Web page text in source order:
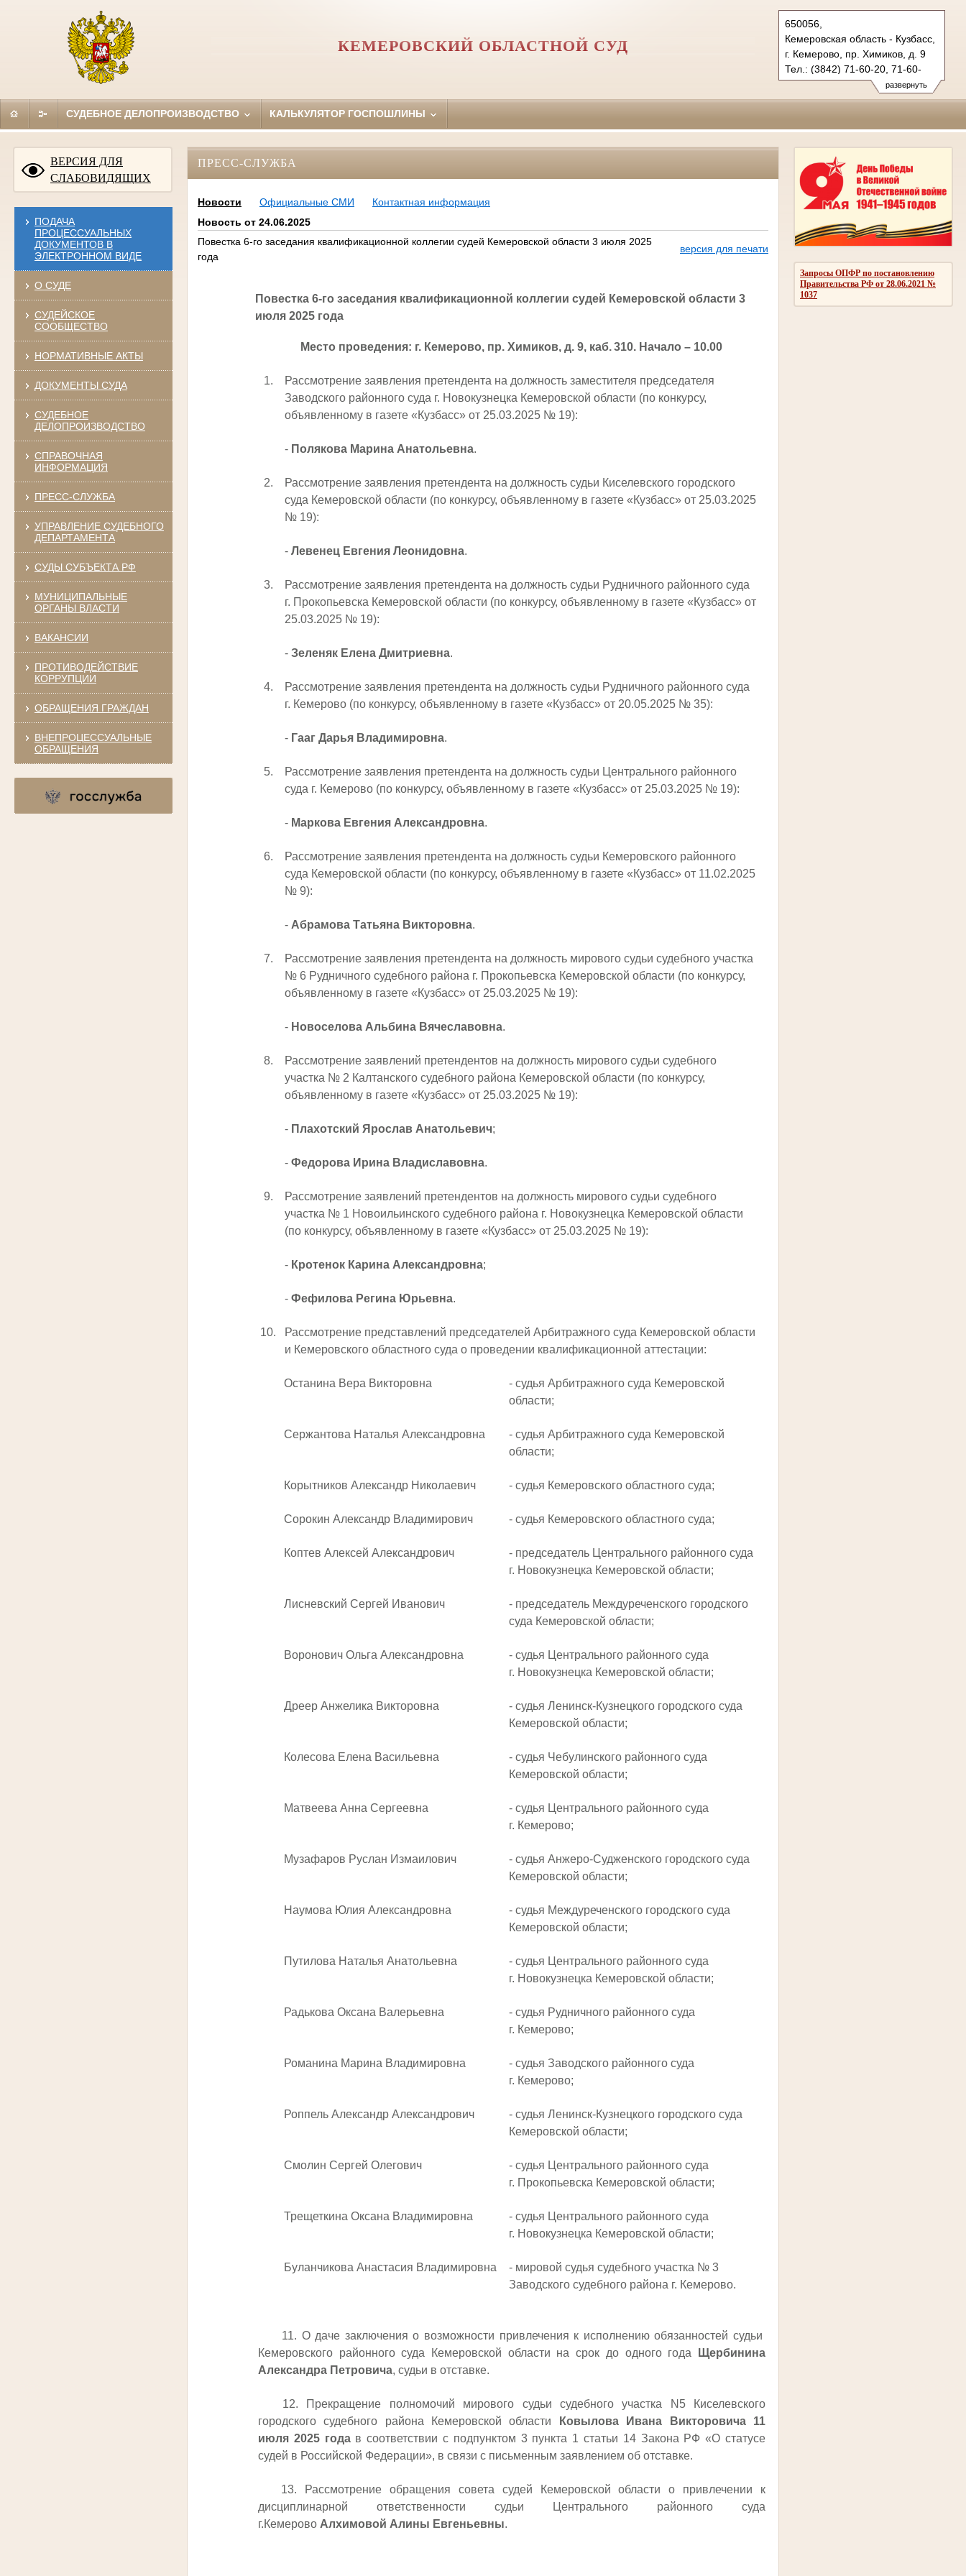
развернуть
650056,
Кемеровская область - Кузбасс,
г. Кемерово, пр. Химиков, д. 9
Тел.: (3842) 71-60-20, 71-60-
22 (т/ф.)
oblsud.kmr@sudrf.ru
КЕМЕРОВСКИЙ ОБЛАСТНОЙ СУД
СУДЕБНОЕ ДЕЛОПРОИЗВОДСТВО КАЛЬКУЛЯТОР ГОСПОШЛИНЫ
ВЕРСИЯ ДЛЯ
СЛАБОВИДЯЩИХ
ПОДАЧА
ПРОЦЕССУАЛЬНЫХ
ДОКУМЕНТОВ В
ЭЛЕКТРОННОМ ВИДЕ
О СУДЕ
СУДЕЙСКОЕ
СООБЩЕСТВО
НОРМАТИВНЫЕ АКТЫ
ДОКУМЕНТЫ СУДА
СУДЕБНОЕ
ДЕЛОПРОИЗВОДСТВО
СПРАВОЧНАЯ
ИНФОРМАЦИЯ
ПРЕСС-СЛУЖБА
УПРАВЛЕНИЕ СУДЕБНОГО
ДЕПАРТАМЕНТА
СУДЫ СУБЪЕКТА РФ
МУНИЦИПАЛЬНЫЕ
ОРГАНЫ ВЛАСТИ
ВАКАНСИИ
ПРОТИВОДЕЙСТВИЕ
КОРРУПЦИИ
ОБРАЩЕНИЯ ГРАЖДАН
ВНЕПРОЦЕССУАЛЬНЫЕ
ОБРАЩЕНИЯ
Запросы ОПФР по постановлению
Правительства РФ от 28.06.2021 №
1037
ПРЕСС-СЛУЖБА
Новости Официальные СМИ
Контактная информация
Новость от 24.06.2025
Повестка 6-го заседания квалификационной коллегии судей Кемеровской области 3 июля 2025
года
версия для печати
Повестка 6-го заседания квалификационной коллегии судей Кемеровской области 3
июля 2025 года
Место проведения: г. Кемерово, пр. Химиков, д. 9, каб. 310. Начало – 10.00
1.
Рассмотрение заявления претендента на должность заместителя председателя
Заводского районного суда г. Новокузнецка Кемеровской области (по конкурсу,
объявленному в газете «Кузбасс» от 25.03.2025 № 19):
- Полякова Марина Анатольевна.
2.
Рассмотрение заявления претендента на должность судьи Киселевского городского
суда Кемеровской области (по конкурсу, объявленному в газете «Кузбасс» от 25.03.2025
№ 19):
- Левенец Евгения Леонидовна.
3.
Рассмотрение заявления претендента на должность судьи Рудничного районного суда
г. Прокопьевска Кемеровской области (по конкурсу, объявленному в газете «Кузбасс» от
25.03.2025 № 19):
- Зеленяк Елена Дмитриевна.
4.
Рассмотрение заявления претендента на должность судьи Рудничного районного суда
г. Кемерово (по конкурсу, объявленному в газете «Кузбасс» от 20.05.2025 № 35):
- Гааг Дарья Владимировна.
5.
Рассмотрение заявления претендента на должность судьи Центрального районного
суда г. Кемерово (по конкурсу, объявленному в газете «Кузбасс» от 25.03.2025 № 19):
- Маркова Евгения Александровна.
6.
Рассмотрение заявления претендента на должность судьи Кемеровского районного
суда Кемеровской области (по конкурсу, объявленному в газете «Кузбасс» от 11.02.2025
№ 9):
- Абрамова Татьяна Викторовна.
7.
Рассмотрение заявления претендента на должность мирового судьи судебного участка
№ 6 Рудничного судебного района г. Прокопьевска Кемеровской области (по конкурсу,
объявленному в газете «Кузбасс» от 25.03.2025 № 19):
- Новоселова Альбина Вячеславовна.
8.
Рассмотрение заявлений претендентов на должность мирового судьи судебного
участка № 2 Калтанского судебного района Кемеровской области (по конкурсу,
объявленному в газете «Кузбасс» от 25.03.2025 № 19):
- Плахотский Ярослав Анатольевич;
- Федорова Ирина Владиславовна.
9.
Рассмотрение заявлений претендентов на должность мирового судьи судебного
участка № 1 Новоильинского судебного района г. Новокузнецка Кемеровской области
(по конкурсу, объявленному в газете «Кузбасс» от 25.03.2025 № 19):
- Кротенок Карина Александровна;
- Фефилова Регина Юрьевна.
10.
Рассмотрение представлений председателей Арбитражного суда Кемеровской области
и Кемеровского областного суда о проведении квалификационной аттестации:
Останина Вера Викторовна
- судья Арбитражного суда Кемеровской
области;
Сержантова Наталья Александровна
- судья Арбитражного суда Кемеровской
области;
Корытников Александр Николаевич - судья Кемеровского областного суда;
Сорокин Александр Владимирович - судья Кемеровского областного суда;
Коптев Алексей Александрович
- председатель Центрального районного суда
г. Новокузнецка Кемеровской области;
Лисневский Сергей Иванович
- председатель Междуреченского городского
суда Кемеровской области;
Воронович Ольга Александровна
- судья Центрального районного суда
г. Новокузнецка Кемеровской области;
Дреер Анжелика Викторовна
- судья Ленинск-Кузнецкого городского суда
Кемеровской области;
Колесова Елена Васильевна
- судья Чебулинского районного суда
Кемеровской области;
Матвеева Анна Сергеевна
- судья Центрального районного суда
г. Кемерово;
Музафаров Руслан Измаилович
- судья Анжеро-Судженского городского суда
Кемеровской области;
Наумова Юлия Александровна
- судья Междуреченского городского суда
Кемеровской области;
Путилова Наталья Анатольевна
- судья Центрального районного суда
г. Новокузнецка Кемеровской области;
Радькова Оксана Валерьевна
- судья Рудничного районного суда
г. Кемерово;
Романина Марина Владимировна
- судья Заводского районного суда
г. Кемерово;
Роппель Александр Александрович
- судья Ленинск-Кузнецкого городского суда
Кемеровской области;
Смолин Сергей Олегович
- судья Центрального районного суда
г. Прокопьевска Кемеровской области;
Трещеткина Оксана Владимировна
- судья Центрального районного суда
г. Новокузнецка Кемеровской области;
Буланчикова Анастасия Владимировна
- мировой судья судебного участка № 3
Заводского судебного района г. Кемерово.
11. О даче заключения о возможности привлечения к исполнению обязанностей судьи
Кемеровского районного суда Кемеровской области на срок до одного года Щербинина
Александра Петровича, судьи в отставке.
12. Прекращение полномочий мирового судьи судебного участка N5 Киселевского
городского судебного района Кемеровской области
Ковылова Ивана Викторовича
11
июля 2025 годав соответствии с подпунктом 3 пункта 1 статьи 14 Закона РФ «О статусе
судей в Российской Федерации», в связи с письменным заявлением об отставке.
13. Рассмотрение обращения совета судей Кемеровской области о привлечении к
дисциплинарной ответственности судьи Центрального районного суда
г.Кемерово Алхимовой Алины Евгеньевны.